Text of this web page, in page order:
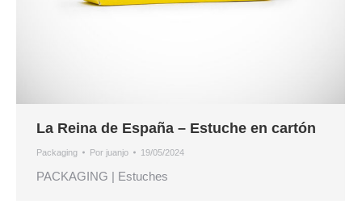
La Reina de España – Estuche en cartón
Packaging Por juanjo 19/05/2024
PACKAGING | Estuches